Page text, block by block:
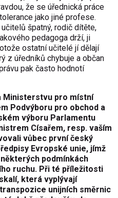
že se úřednická práce
jako jiné profese.
špatný, rodič dítěte,
pedagoga drží, ji
ostatní učitelé jí dělají
z úředníků chybuje a občan
pak často hodnotí
Ministerstvu pro místní
Podvýboru pro obchod a
výboru Parlamentu
Císařem, resp. vaším
vůbec první český
Evropské unie, jímž
podmínkách
ruchu. Při té příležitosti
která vyplývají
unijních směrnic